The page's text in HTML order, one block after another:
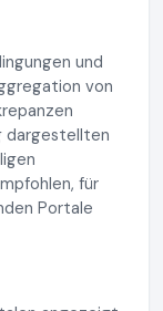
und
von
dargestellten
für
Portale